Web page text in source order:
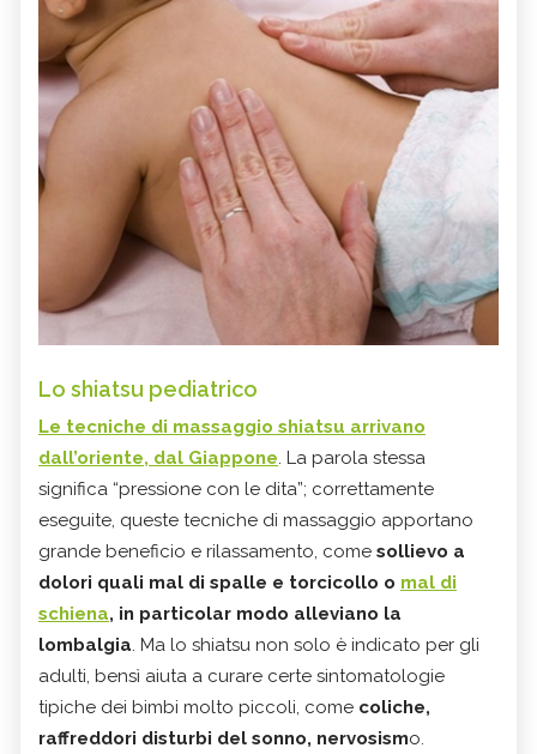
Lo shiatsu pediatrico
Le tecniche di massaggio shiatsu arrivano
dall’oriente, dal Giappone. La parola stessa
significa “pressione con le dita”; correttamente
eseguite, queste tecniche di massaggio apportano
grande beneficio e rilassamento, come sollievo a
dolori quali mal di spalle e torcicollo o mal di
schiena, in particolar modo alleviano la
lombalgia. Ma lo shiatsu non solo è indicato per gli
adulti, bensì aiuta a curare certe sintomatologie
tipiche dei bimbi molto piccoli, come coliche,
raffreddori disturbi del sonno, nervosismo.